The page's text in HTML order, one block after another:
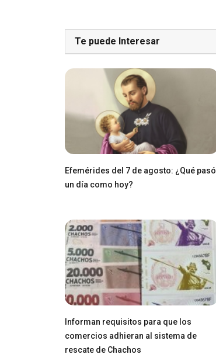
Te puede Interesar
Efemérides del 7 de agosto: ¿Qué pasó
un día como hoy?
Informan requisitos para que los
comercios adhieran al sistema de
rescate de Chachos